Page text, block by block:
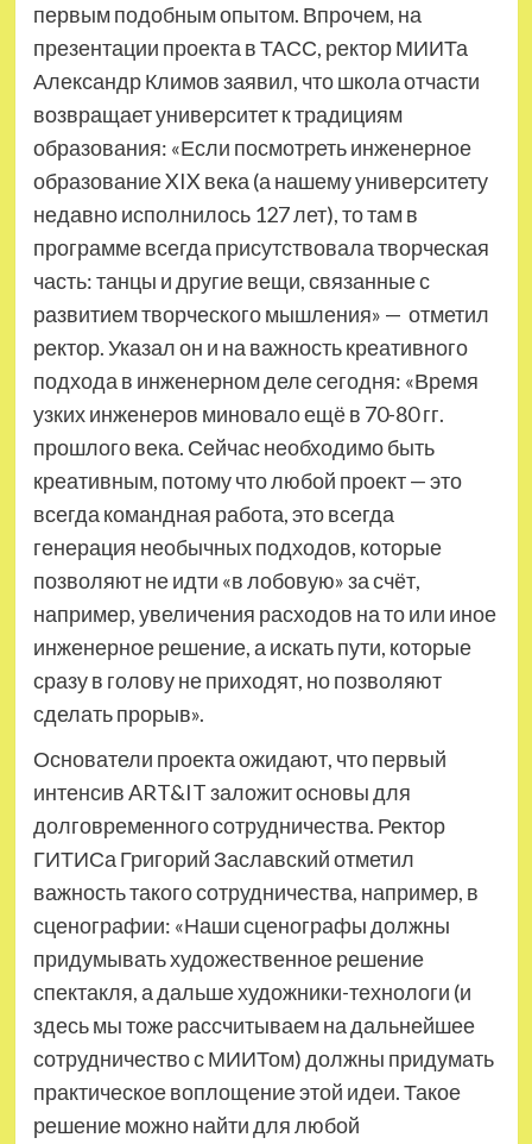
первым подобным опытом. Впрочем, на
презентации проекта в ТАСС, ректор МИИТа
Александр Климов заявил, что школа отчасти
возвращает университет к традициям
образования: «Если посмотреть инженерное
образование XIX века (а нашему университету
недавно исполнилось 127 лет), то там в
программе всегда присутствовала творческая
часть: танцы и другие вещи, связанные с
развитием творческого мышления» — отметил
ректор. Указал он и на важность креативного
подхода в инженерном деле сегодня: «Время
узких инженеров миновало ещё в 70-80 гг.
прошлого века. Сейчас необходимо быть
креативным, потому что любой проект — это
всегда командная работа, это всегда
генерация необычных подходов, которые
позволяют не идти «в лобовую» за счёт,
например, увеличения расходов на то или иное
инженерное решение, а искать пути, которые
сразу в голову не приходят, но позволяют
сделать прорыв».
Основатели проекта ожидают, что первый
интенсив ART&IT заложит основы для
долговременного сотрудничества. Ректор
ГИТИСа Григорий Заславский отметил
важность такого сотрудничества, например, в
сценографии: «Наши сценографы должны
придумывать художественное решение
спектакля, а дальше художники-технологи (и
здесь мы тоже рассчитываем на дальнейшее
сотрудничество с МИИТом) должны придумать
практическое воплощение этой идеи. Такое
решение можно найти для любой